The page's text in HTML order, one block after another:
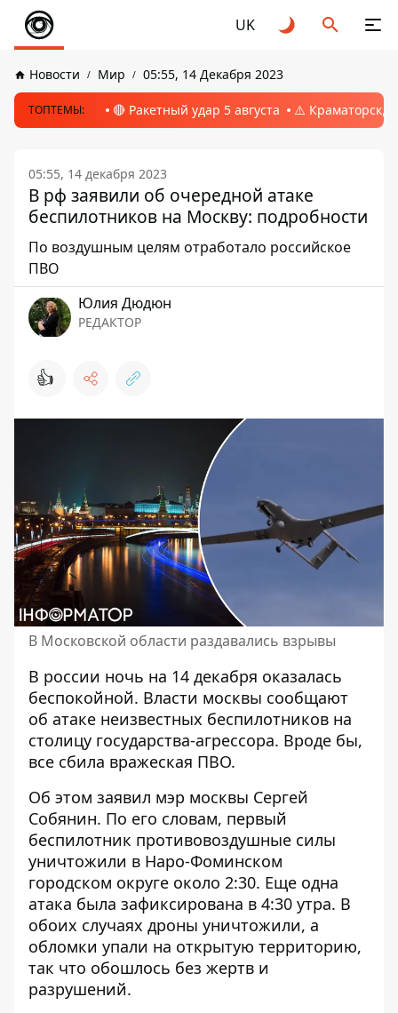
UK
Новости Мир 05:55, 14 Декабря 2023
ТОПТЕМЫ: 🔴 Ракетный удар 5 августа ⚠️ Краматорск,
05:55, 14 декабря 2023
В рф заявили об очередной атаке
беспилотников на Москву: подробности
По воздушным целям отработало российское
ПВО
Юлия Дюдюн
РЕДАКТОР
👍
В Московской области раздавались взрывы
В россии ночь на 14 декабря оказалась
беспокойной. Власти москвы сообщают
об атаке неизвестных беспилотников на
столицу государства-агрессора. Вроде бы,
все сбила вражеская ПВО.
Об этом заявил мэр москвы Сергей
Собянин. По его словам, первый
беспилотник противовоздушные силы
уничтожили в Наро-Фоминском
городском округе около 2:30. Еще одна
атака была зафиксирована в 4:30 утра. В
обоих случаях дроны уничтожили, а
обломки упали на открытую территорию,
так что обошлось без жертв и
разрушений.